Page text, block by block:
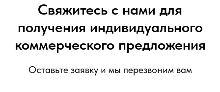
Свяжитесь с нами для
получения индивидуального
коммерческого предложения
Оставьте заявку и мы перезвоним вам